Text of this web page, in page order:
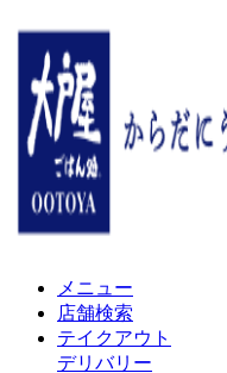
メニュー
店舗検索
テイクアウト
デリバリー